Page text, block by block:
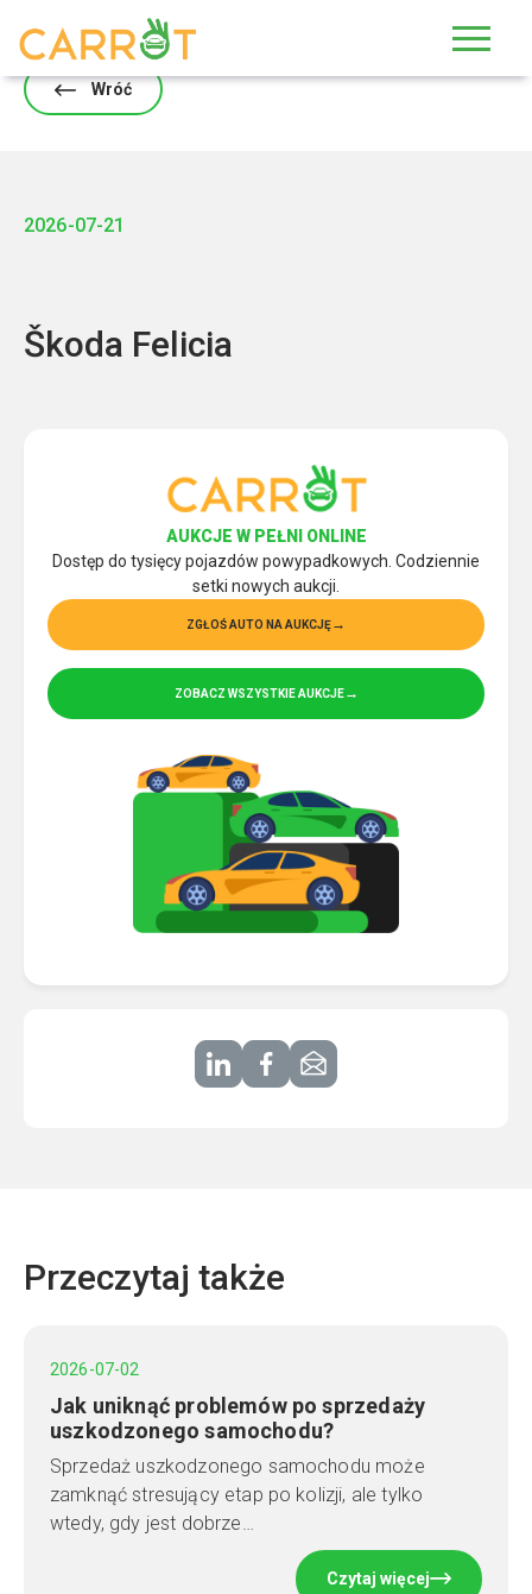
Wróć
2026-07-21
Škoda Felicia
AUKCJE W PEŁNI ONLINE
Dostęp do tysięcy pojazdów powypadkowych. Codziennie
setki nowych aukcji.
ZGŁOŚ AUTO NA AUKCJĘ
ZOBACZ WSZYSTKIE AUKCJE
Przeczytaj także
2026-07-02
Jak uniknąć problemów po sprzedaży
uszkodzonego samochodu?
Sprzedaż uszkodzonego samochodu może
zamknąć stresujący etap po kolizji, ale tylko
wtedy, gdy jest dobrze…
Czytaj więcej